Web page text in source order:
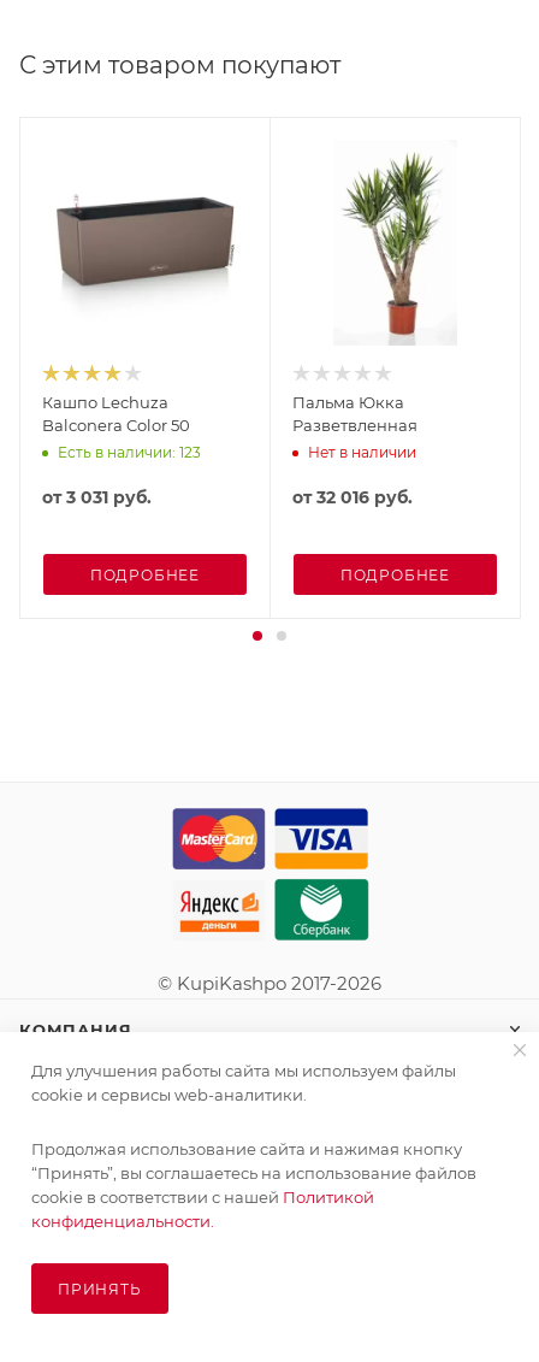
С этим товаром покупают
Кашпо Lechuza
Balconera Color 50
Есть в наличии: 123
от3 031 руб.
ПОДРОБНЕЕ
Пальма Юкка
Разветвленная
Нет в наличии
от32 016 руб.
ПОДРОБНЕЕ
© KupiKashpo 2017-2026
КОМПАНИЯ
ИНФОРМАЦИЯ
ПОМОЩЬ
ПОДПИСАТЬСЯ НА РАССЫЛКУ
Для улучшения работы сайта мы используем файлы
cookie и сервисы web-аналитики.
Продолжая использование сайта и нажимая кнопку
“Принять”, вы соглашаетесь на использование файлов
cookie в соответствии с нашей Политикой
конфиденциальности.
ПРИНЯТЬ